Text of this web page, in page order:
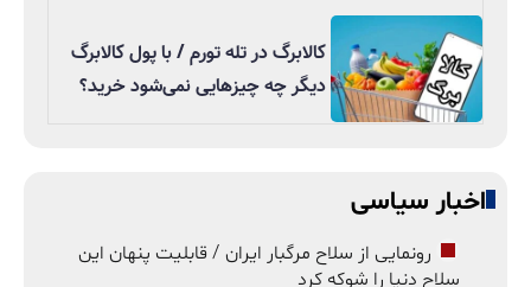
کالابرگ در تله تورم / با پول کالابرگ
دیگر چه چیزهایی نمی‌شود خرید؟
اخبار سیاسی
رونمایی از سلاح مرگبار ایران / قابلیت پنهان این
سلاح دنیا را شوکه کرد